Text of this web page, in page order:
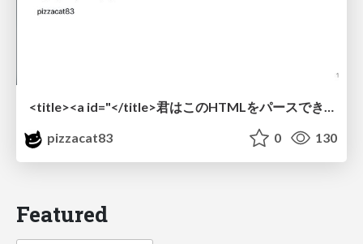
<title><a id="</title>君はこのHTMLをパースできるか"></a></title> #雑LT_study
pizzacat83
0 130
Featured